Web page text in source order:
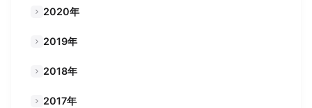
2020年
2019年
2018年
2017年